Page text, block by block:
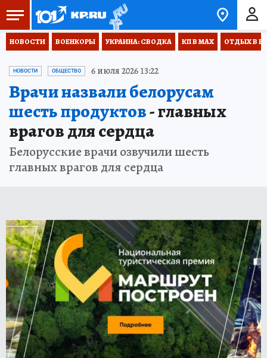
НОВОСТИ ВОЕНКОРЫ УКРАИНА: СВОДКА КП В МАХ ОТДЫХ В
НОВОСТИ ОБЩЕСТВО 6 июля 2026 13:22
Врачи назвали белорусам
шесть продуктов- главных
врагов для сердца
Белорусские врачи озвучили шесть
главных врагов для сердца